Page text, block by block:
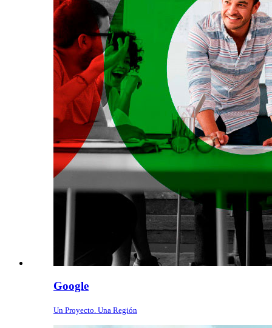
Google
Un Proyecto. Una Región